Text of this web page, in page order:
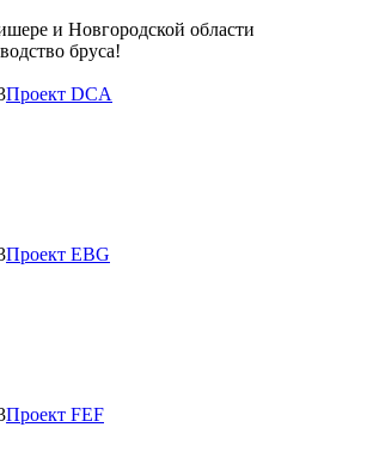
и Новгородской области
бруса!
Проект DCA
Проект EBG
Проект FEF